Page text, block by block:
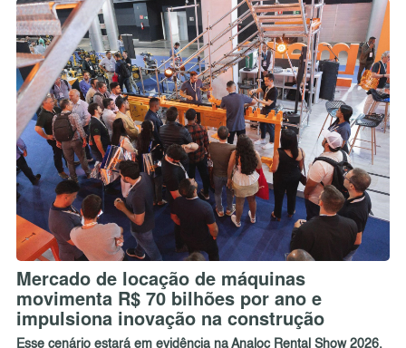
Mercado de locação de máquinas
movimenta R$ 70 bilhões por ano e
impulsiona inovação na construção
Esse cenário estará em evidência na Analoc Rental Show 2026,